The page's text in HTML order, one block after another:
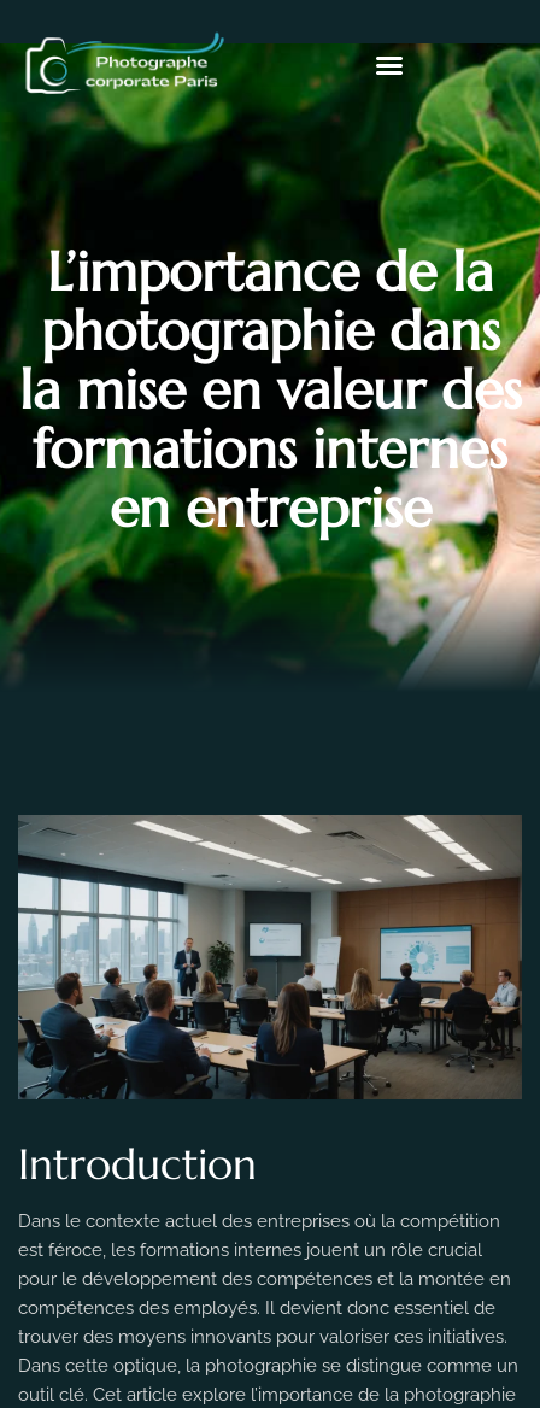
L’importance de la
photographie dans
la mise en valeur des
formations internes
en entreprise
Introduction
Dans le contexte actuel des entreprises où la compétition
est féroce, les formations internes jouent un rôle crucial
pour le développement des compétences et la montée en
compétences des employés. Il devient donc essentiel de
trouver des moyens innovants pour valoriser ces initiatives.
Dans cette optique, la photographie se distingue comme un
outil clé. Cet article explore l’importance de la photographie